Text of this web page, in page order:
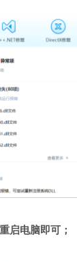
启电脑即可；